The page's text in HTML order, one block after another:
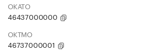
ОКАТО
46437000000
ОКТМО
46737000001